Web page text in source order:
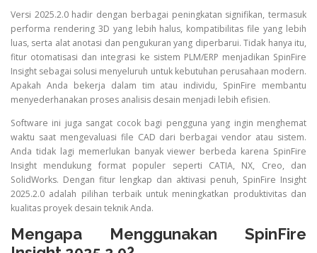
Versi 2025.2.0 hadir dengan berbagai peningkatan signifikan, termasuk
performa rendering 3D yang lebih halus, kompatibilitas file yang lebih
luas, serta alat anotasi dan pengukuran yang diperbarui. Tidak hanya itu,
fitur otomatisasi dan integrasi ke sistem PLM/ERP menjadikan SpinFire
Insight sebagai solusi menyeluruh untuk kebutuhan perusahaan modern.
Apakah Anda bekerja dalam tim atau individu, SpinFire membantu
menyederhanakan proses analisis desain menjadi lebih efisien.
Software ini juga sangat cocok bagi pengguna yang ingin menghemat
waktu saat mengevaluasi file CAD dari berbagai vendor atau sistem.
Anda tidak lagi memerlukan banyak viewer berbeda karena SpinFire
Insight mendukung format populer seperti CATIA, NX, Creo, dan
SolidWorks. Dengan fitur lengkap dan aktivasi penuh, SpinFire Insight
2025.2.0 adalah pilihan terbaik untuk meningkatkan produktivitas dan
kualitas proyek desain teknik Anda.
Mengapa Menggunakan SpinFire